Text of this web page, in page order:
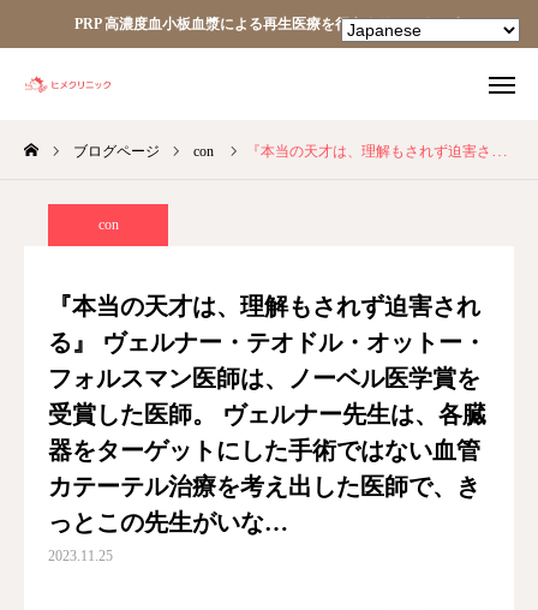
PRP 高濃度血小板血漿による再生医療を行うクリニックです
ブログページ con 『本当の天才は、理解もされず迫害される』 ヴェルナー・テオドル・オットー・フォルスマン医師は、ノーベル医学賞を受賞した医師。 ヴェルナー先生は、各臓器をターゲットにした手術ではない血管カテーテル治療を考え出した医師で、きっとこの先生がいな…
con
『本当の天才は、理解もされず迫害され
る』 ヴェルナー・テオドル・オットー・
フォルスマン医師は、ノーベル医学賞を
受賞した医師。 ヴェルナー先生は、各臓
器をターゲットにした手術ではない血管
カテーテル治療を考え出した医師で、き
っとこの先生がいな…
2023.11.25
TEL facebook
Instagram
あなたの細胞が、あなたを治す。
ヒメクリニック
ヒメクリニック通信
ニュース